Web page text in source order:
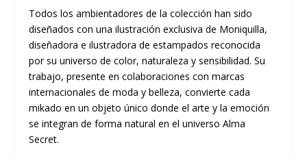
Todos los ambientadores de la colección han sido
diseñados con unailustración exclusiva de Moniquilla,
diseñadora e ilustradora de estampados reconocida
por su universo de color, naturaleza y sensibilidad. Su
trabajo, presente en colaboraciones con marcas
internacionales de moda y belleza, convierte cada
mikado en un objeto único donde el arte y la emoción
se integran de forma natural en el universo Alma
Secret.